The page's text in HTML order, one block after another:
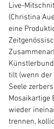
Live-
(Christina
eine
Künstlerbund
tilt (wenn der
Seele
Mosaikartige
wieder
trennen,